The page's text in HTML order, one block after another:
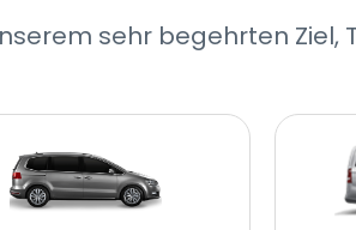
sehr begehrten Ziel,